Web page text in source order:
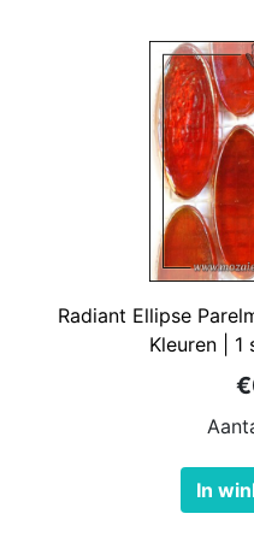
Radiant Ellipse
Kleuren | 1
In